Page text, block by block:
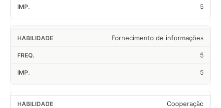
5
Fornecimento de informações
5
5
Cooperação